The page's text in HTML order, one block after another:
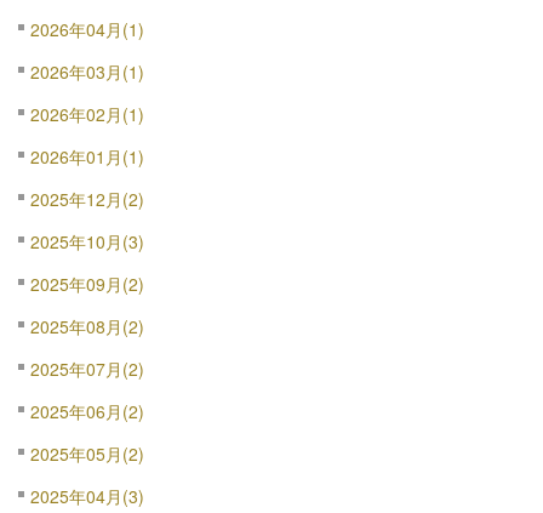
2026年04月(1)
2026年03月(1)
2026年02月(1)
2026年01月(1)
2025年12月(2)
2025年10月(3)
2025年09月(2)
2025年08月(2)
2025年07月(2)
2025年06月(2)
2025年05月(2)
2025年04月(3)